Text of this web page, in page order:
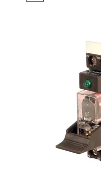
No
para